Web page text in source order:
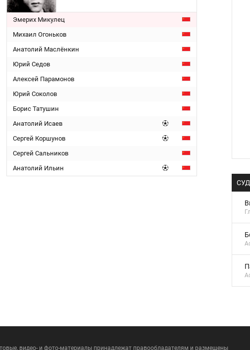
Эмерих Микулец
Михаил Огоньков
Анатолий Маслёнкин
Юрий Седов
Алексей Парамонов
Юрий Соколов
Борис Татушин
Анатолий Исаев
Сергей Коршунов
Сергей Сальников
Анатолий Ильин
видео- и фото-материалы принадлежат правообладателям и размещены